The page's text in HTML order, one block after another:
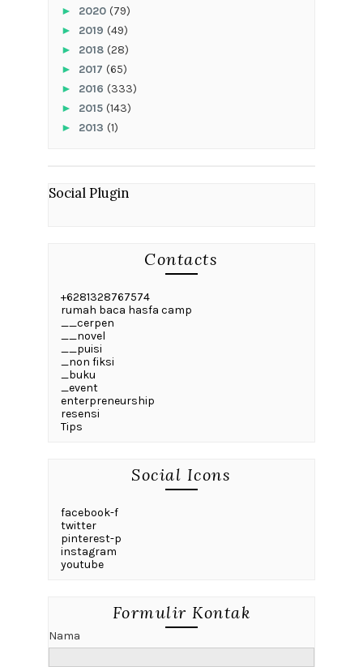
► 2020 (79)
► 2019 (49)
► 2018 (28)
► 2017 (65)
► 2016 (333)
► 2015 (143)
► 2013 (1)
Social Plugin
Contacts
+6281328767574
rumah baca hasfa camp
__cerpen
__novel
__puisi
_non fiksi
_buku
_event
enterpreneurship
resensi
Tips
Social Icons
facebook-f
twitter
pinterest-p
instagram
youtube
Formulir Kontak
Nama